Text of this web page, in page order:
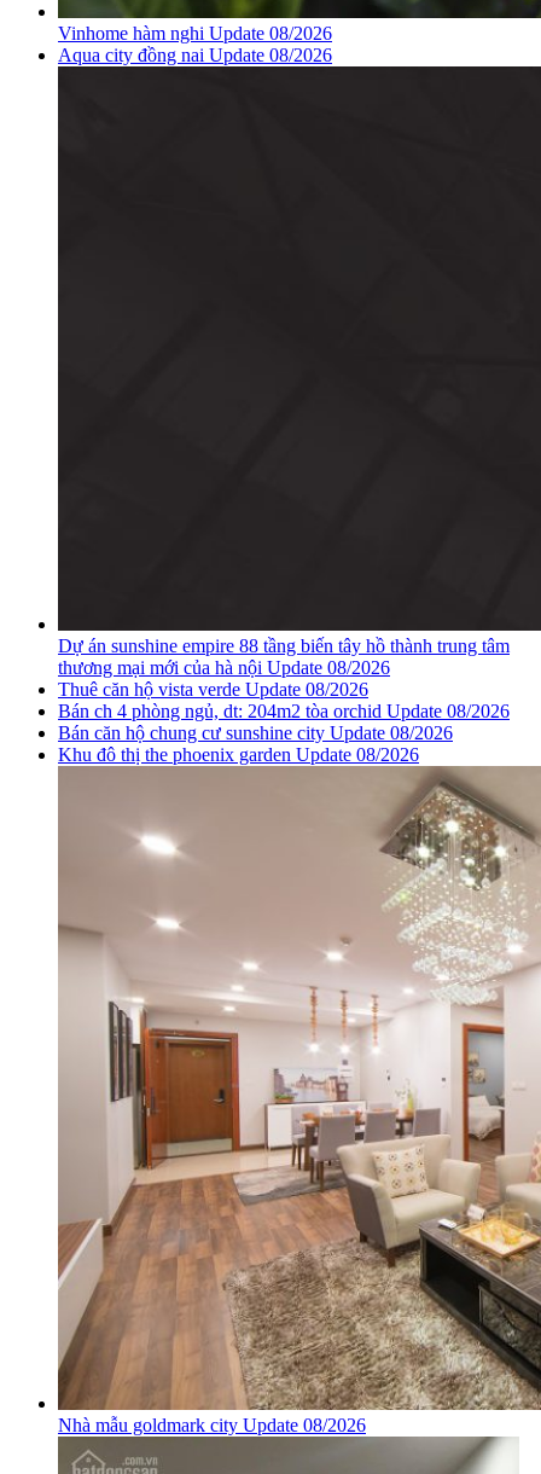
Vinhome hàm nghi Update 08/2026
Aqua city đồng nai Update 08/2026
Dự án sunshine empire 88 tầng biến tây hồ thành trung tâm
thương mại mới của hà nội Update 08/2026
Thuê căn hộ vista verde Update 08/2026
Bán ch 4 phòng ngủ, dt: 204m2 tòa orchid Update 08/2026
Bán căn hộ chung cư sunshine city Update 08/2026
Khu đô thị the phoenix garden Update 08/2026
Nhà mẫu goldmark city Update 08/2026